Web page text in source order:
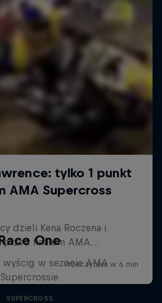
One
wyścig w sezonie AMA
Supercrossie
SUPERCROSS